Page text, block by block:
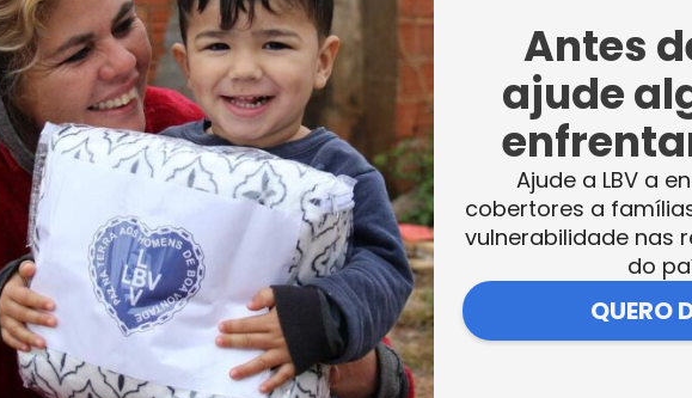
poder retornar à sua residência.
é que consigo ver com ele as tarefas da escola,
tiver para fazer, porque trabalho de casa nunca
que o serviço doméstico era fácil, mas
é”
, conta.
Antes
ajude
Ajude a LBV a
cobertores a
vulnerabilidade nas
do
QUERO